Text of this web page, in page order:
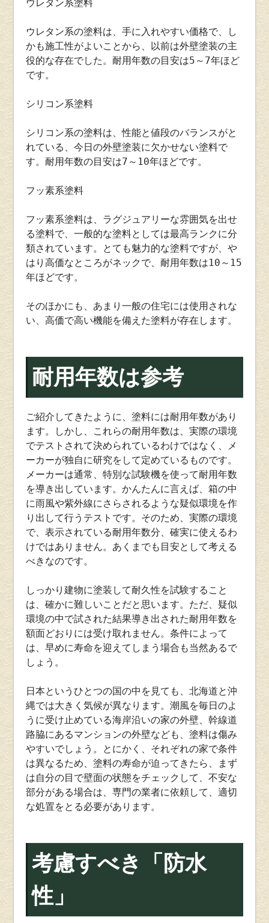
ウレタン系塗料
ウレタン系の塗料は、手に入れやすい価格で、し
かも施工性がよいことから、以前は外壁塗装の主
役的な存在でした。耐用年数の目安は5～7年ほど
です。
シリコン系塗料
シリコン系の塗料は、性能と値段のバランスがと
れている、今日の外壁塗装に欠かせない塗料で
す。耐用年数の目安は7～10年ほどです。
フッ素系塗料
フッ素系塗料は、ラグジュアリーな雰囲気を出せ
る塗料で、一般的な塗料としては最高ランクに分
類されています。とても魅力的な塗料ですが、や
はり高価なところがネックで、耐用年数は10～15
年ほどです。
そのほかにも、あまり一般の住宅には使用されな
い、高価で高い機能を備えた塗料が存在します。
耐用年数は参考
ご紹介してきたように、塗料には耐用年数があり
ます。しかし、これらの耐用年数は、実際の環境
でテストされて決められているわけではなく、メ
ーカーが独自に研究をして定めているものです。
メーカーは通常、特別な試験機を使って耐用年数
を導き出しています。かんたんに言えば、箱の中
に雨風や紫外線にさらされるような疑似環境を作
り出して行うテストです。そのため、実際の環境
で、表示されている耐用年数分、確実に使えるわ
けではありません。あくまでも目安として考える
べきなのです。
しっかり建物に塗装して耐久性を試験すること
は、確かに難しいことだと思います。ただ、疑似
環境の中で試された結果導き出された耐用年数を
額面どおりには受け取れません。条件によって
は、早めに寿命を迎えてしまう場合も当然あるで
しょう。
日本というひとつの国の中を見ても、北海道と沖
縄では大きく気候が異なります。潮風を毎日のよ
うに受け止めている海岸沿いの家の外壁、幹線道
路脇にあるマンションの外壁なども、塗料は傷み
やすいでしょう。とにかく、それぞれの家で条件
は異なるため、塗料の寿命が迫ってきたら、まず
は自分の目で壁面の状態をチェックして、不安な
部分がある場合は、専門の業者に依頼して、適切
な処置をとる必要があります。
考慮すべき「防水
性」